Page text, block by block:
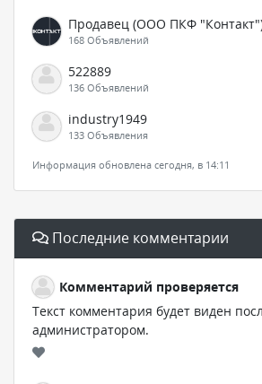
Продавец (ООО ПКФ
168 Объявлений
522889
136 Объявлений
industry1949
133 Объявления
Информация обновлена сегодня, в 14:11
Последние комментарии
Комментарий проверяется
Текст комментария будет виден
администратором.